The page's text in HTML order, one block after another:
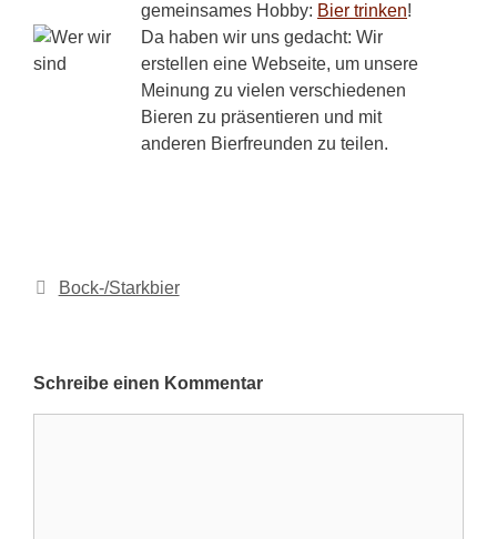
gemeinsames Hobby: Bier trinken!
Da haben wir uns gedacht: Wir
erstellen eine Webseite, um unsere
Meinung zu vielen verschiedenen
Bieren zu präsentieren und mit
anderen Bierfreunden zu teilen.
Kategorien
Bock-/Starkbier
Schreibe einen Kommentar